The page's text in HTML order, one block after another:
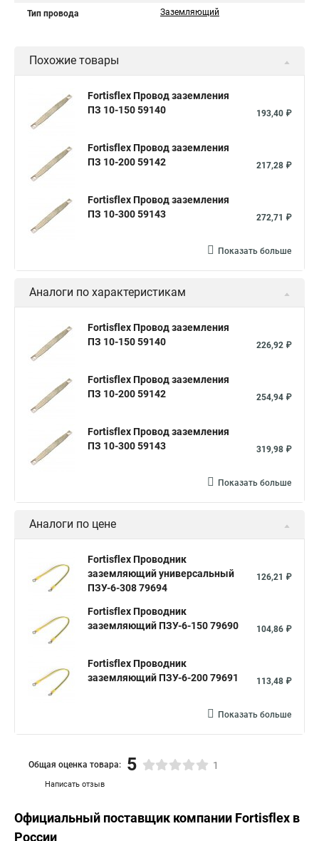
Тип провода Заземляющий
Похожие товары
Fortisflex Провод заземления
ПЗ 10-150 59140
193,40 ₽
Fortisflex Провод заземления
ПЗ 10-200 59142
217,28 ₽
Fortisflex Провод заземления
ПЗ 10-300 59143
272,71 ₽
Показать больше
Аналоги по характеристикам
Fortisflex Провод заземления
ПЗ 10-150 59140
226,92 ₽
Fortisflex Провод заземления
ПЗ 10-200 59142
254,94 ₽
Fortisflex Провод заземления
ПЗ 10-300 59143
319,98 ₽
Показать больше
Аналоги по цене
Fortisflex Проводник
заземляющий универсальный
ПЗУ-6-308 79694
126,21 ₽
Fortisflex Проводник
заземляющий ПЗУ-6-150 79690
104,86 ₽
Fortisflex Проводник
заземляющий ПЗУ-6-200 79691
113,48 ₽
Показать больше
Написать отзыв
Общая оценка товара: 5 1
Официальный поставщик компании Fortisflex в
России